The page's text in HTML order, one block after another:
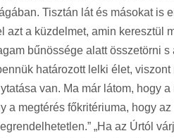
Tisztán lát és másokat is
a küzdelmet, amin keresztül
bűnössége alatt összetörni
határozott lelki élet,
van. Ma már látom, hogy
a megtérés főkritériuma, hogy
„Ha az Úrtól